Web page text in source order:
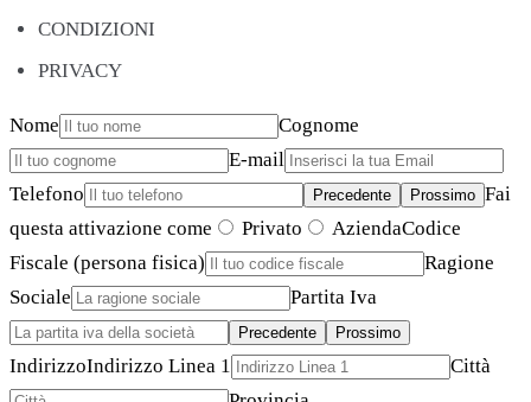
CONDIZIONI
PRIVACY
Nome
Cognome
E-mail
Telefono
Precedente Prossimo Fai
questa attivazione come
Privato AziendaCodice
Fiscale (persona fisica)
Ragione
Sociale
Partita Iva
Precedente Prossimo
IndirizzoIndirizzo Linea 1
Città